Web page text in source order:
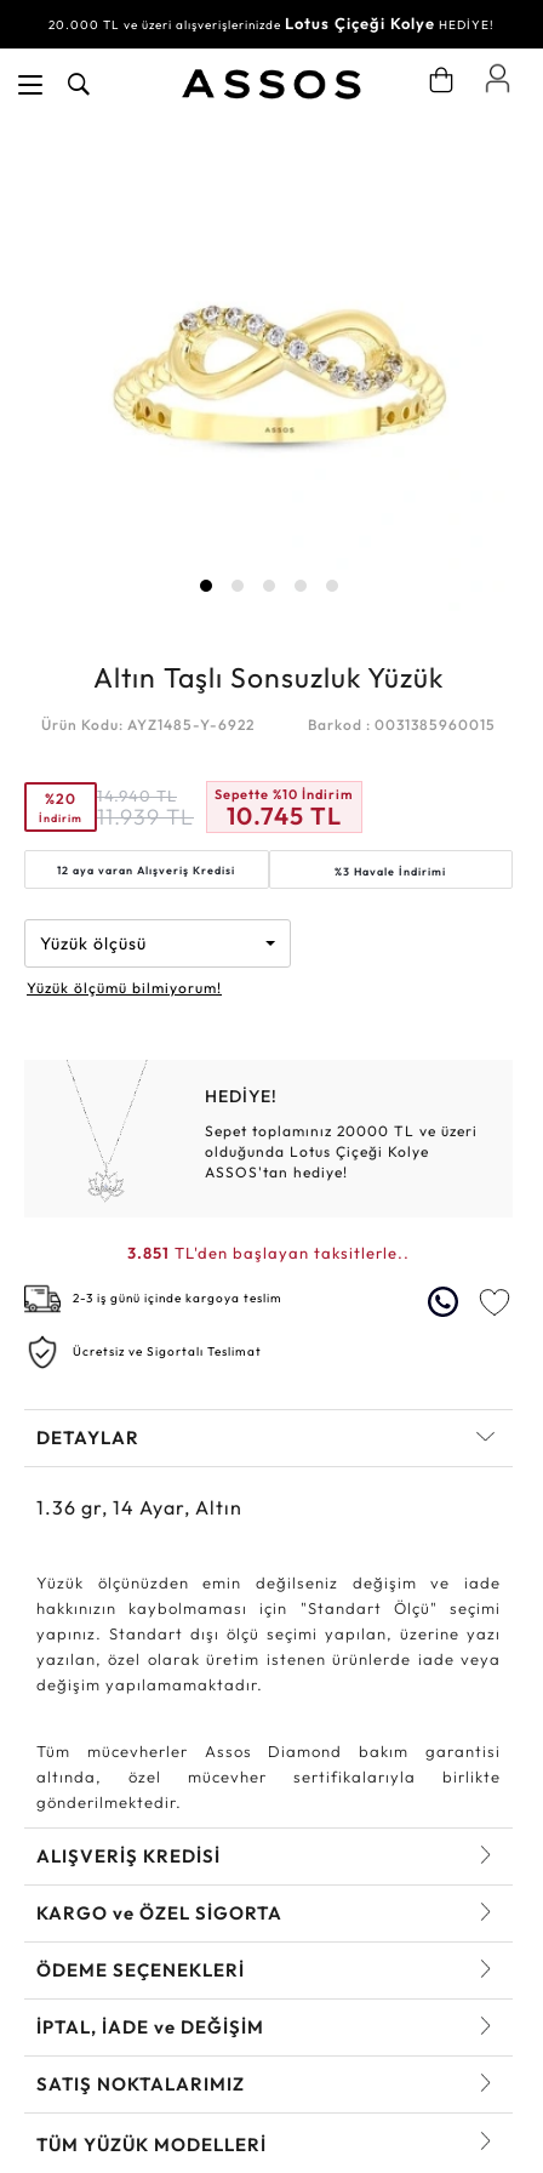
20.000 TL ve üzeri alışverişlerinizde Lotus Çiçeği Kolye HEDİYE!
Altın Taşlı Sonsuzluk Yüzük
Ürün Kodu: AYZ1485-Y-6922 Barkod : 0031385960015
%20
İndirim
14.940 TL
11.939 TL
Sepette %10 İndirim
10.745 TL
12 aya varanAlışveriş Kredisi %3 Havale İndirimi
Yüzük ölçüsü
Yüzük ölçümü bilmiyorum!
HEDİYE!
Sepet toplamınız 20000 TL ve üzeri
olduğunda Lotus Çiçeği Kolye
ASSOS'tan hediye!
3.851 TL'den başlayan taksitlerle..
2-3 iş günü içinde kargoya teslim
Ücretsiz ve Sigortalı Teslimat
DETAYLAR
1.36 gr, 14 Ayar, Altın
Yüzük ölçünüzden emin değilseniz değişim ve iade
hakkınızın kaybolmaması için "Standart Ölçü" seçimi
yapınız. Standart dışı ölçü seçimi yapılan, üzerine yazı
yazılan, özel olarak üretim istenen ürünlerde iade veya
değişim yapılamamaktadır.
Tüm mücevherler Assos Diamond bakım garantisi
altında, özel mücevher sertifikalarıyla birlikte
gönderilmektedir.
ALIŞVERİŞ KREDİSİ
KARGO ve ÖZEL SİGORTA
ÖDEME SEÇENEKLERİ
İPTAL, İADE ve DEĞİŞİM
SATIŞ NOKTALARIMIZ
TÜM YÜZÜK MODELLERI